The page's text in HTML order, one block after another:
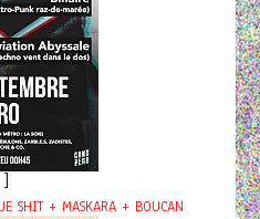
SHIT + MASKARA + BOUCAN